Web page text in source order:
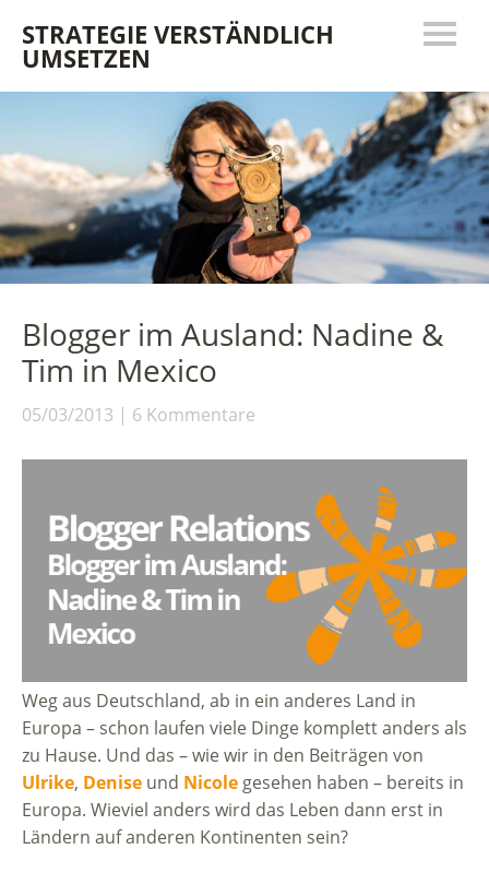
STRATEGIE VERSTÄNDLICH
UMSETZEN
Blogger im Ausland: Nadine &
Tim in Mexico
05/03/2013 6 Kommentare
Weg aus Deutschland, ab in ein anderes Land in
Europa – schon laufen viele Dinge komplett anders als
zu Hause. Und das – wie wir in den Beiträgen von
Ulrike, Denise und Nicole gesehen haben – bereits in
Europa. Wieviel anders wird das Leben dann erst in
Ländern auf anderen Kontinenten sein?